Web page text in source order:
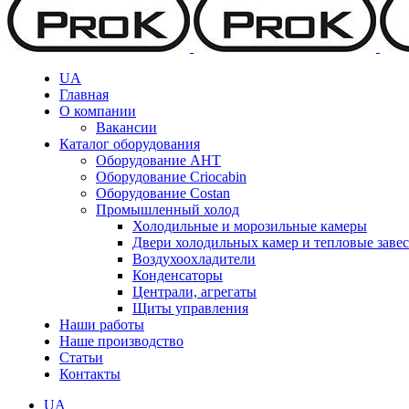
UA
Главная
О компании
Вакансии
Каталог оборудования
Оборудование AHT
Оборудование Criocabin
Оборудование Costan
Промышленный холод
Холодильные и морозильные камеры
Двери холодильных камер и тепловые
Воздухоохладители
Конденсаторы
Централи, агрегаты
Щиты управления
Наши работы
Наше производство
Статьи
Контакты
UA